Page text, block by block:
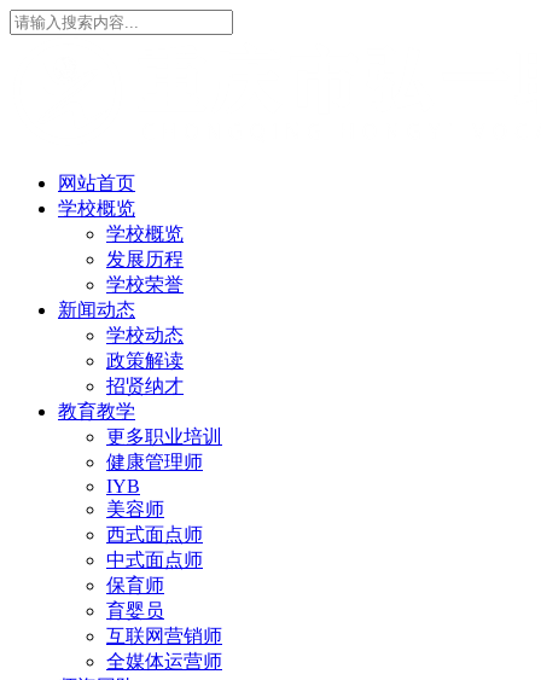
网站首页
学校概览
学校概览
发展历程
学校荣誉
新闻动态
学校动态
政策解读
招贤纳才
教育教学
更多职业培训
健康管理师
IYB
美容师
西式面点师
中式面点师
保育师
育婴员
互联网营销师
全媒体运营师